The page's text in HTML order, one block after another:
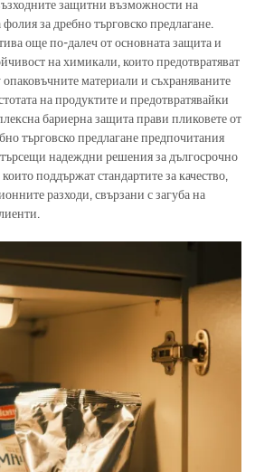
защитни възможности на
за дребно търговско предлагане.
още по-далеч от основната защита и
на химикали, които предотвратяват
материали и съхраняваните
на продуктите и предотвратявайки
бариерна защита прави пликовете от
търговско предлагане предпочитания
надеждни решения за дългосрочно
поддържат стандартите за качество,
разходи, свързани с загуба на